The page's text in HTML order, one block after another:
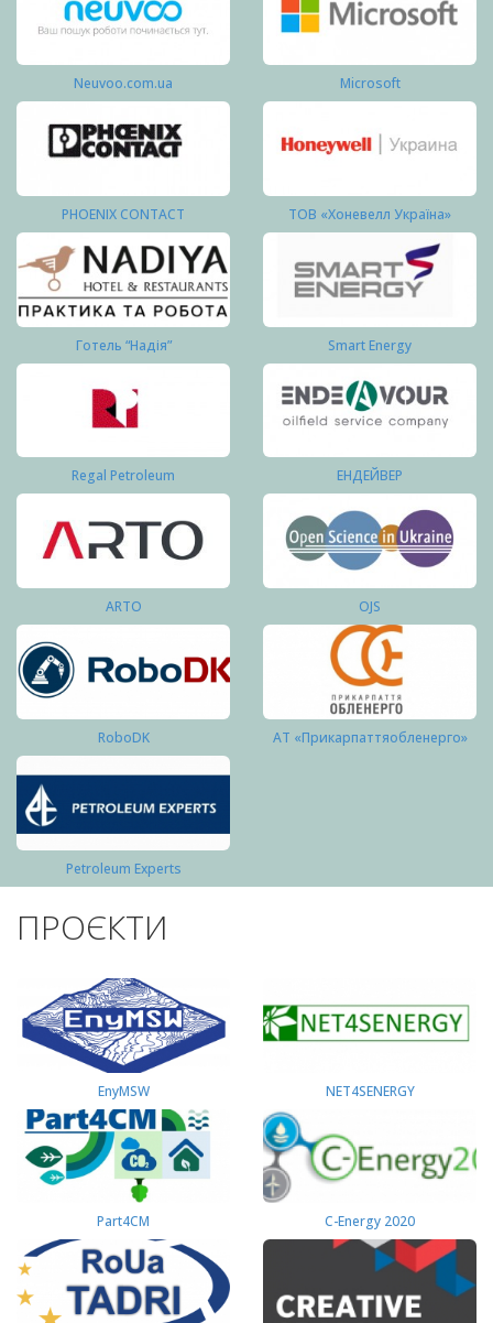
Neuvoo.com.ua Microsoft
PHOENIX CONTACT ТОВ «Хоневелл Україна»
Готель “Надія” Smart Energy
Regal Petroleum ЕНДЕЙВЕР
ARTO OJS
RoboDK АТ «Прикарпаттяобленерго»
Petroleum Experts
ПРОЄКТИ
EnyMSW NET4SENERGY
Part4СМ C-Energy 2020